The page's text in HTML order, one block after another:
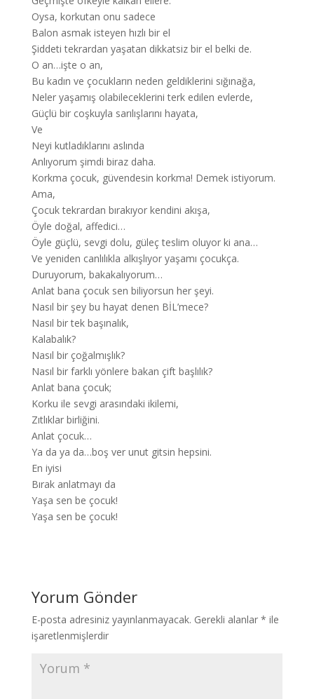
Oysa, korkutan onu sadece
Balon asmak isteyen hızlı bir el
Şiddeti tekrardan yaşatan dikkatsiz bir el belki de.
O an…işte o an,
Bu kadın ve çocukların neden geldiklerini sığınağa,
Neler yaşamış olabileceklerini terk edilen evlerde,
Güçlü bir coşkuyla sarılışlarını hayata,
Ve
Neyi kutladıklarını aslında
Anlıyorum şimdi biraz daha.
Korkma çocuk, güvendesin korkma! Demek istiyorum.
Ama,
Çocuk tekrardan bırakıyor kendini akışa,
Öyle doğal, affedici…
Öyle güçlü, sevgi dolu, güleç teslim oluyor ki ana…
Ve yeniden canlılıkla alkışlıyor yaşamı çocukça.
Duruyorum, bakakalıyorum…
Anlat bana çocuk sen biliyorsun her şeyi.
Nasıl bir şey bu hayat denen BİL’mece?
Nasıl bir tek başınalık,
Kalabalık?
Nasıl bir çoğalmışlık?
Nasıl bir farklı yönlere bakan çift başlılık?
Anlat bana çocuk;
Korku ile sevgi arasındaki ikilemi,
Zıtlıklar birliğini.
Anlat çocuk…
Ya da ya da…boş ver unut gitsin hepsini.
En iyisi
Bırak anlatmayı da
Yaşa sen be çocuk!
Yaşa sen be çocuk!
Yorum Gönder
E-posta adresiniz yayınlanmayacak. Gerekli alanlar * ile
işaretlenmişlerdir